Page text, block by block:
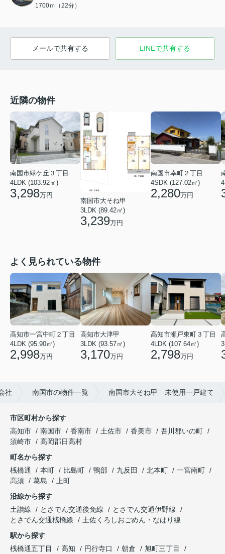
1700ｍ（22分）
メールで共有する LINEで共有する
近隣の物件
南国市緑ケ丘３丁目
4LDK (103.92㎡)
3,298万円
南国市大そね甲
3LDK (89.42㎡)
3,239万円
南国市幸町２丁目
4SDK (127.02㎡)
2,280万円
よく見られている物件
高知市一宮中町２丁目
4LDK (95.90㎡)
2,998万円
高知市大津甲
3LDK (93.57㎡)
3,170万円
高知市瀬戸東町３丁目
4LDK (107.64㎡)
2,798万円
社 南国市の物件一覧 南国市大そね甲 未使用一戸建て
市区町村から探す
高知市
南国市 香南市 土佐市 香美市
吾川郡いの町
須崎市
高岡郡日高村
町名から探す
桟橋通
本町 比島町 鴨部 九反田 北本町
一宮南町
高須
葛島
上町
沿線から探す
土讃線
とさでん交通後免線
とさでん交通伊野線
とさでん交通桟橋線
土佐くろしおごめん・なはり線
駅から探す
桟橋通五丁目
高知 円行寺口 朝倉
旭町三丁目